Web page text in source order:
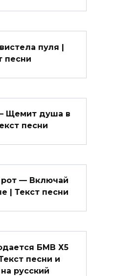
пуля |
песни
Щемит душа в
песни
— Включай
| Текст песни
БМВ Х5
песни и
русский